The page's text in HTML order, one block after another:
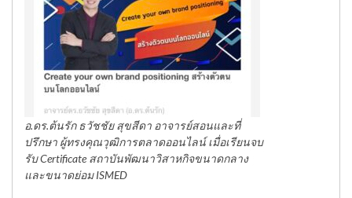
อ.ดร.ต้นรัก ธวัชชัย สุขสีดา อาจารย์สอนและที่
ปรึกษา ผู้ทรงคุณวุฒิการตลาดออนไลน์ เมื่อเรียนจบ
รับ Certificate สถาบันพัฒนาวิสาหกิจขนาดกลาง
และขนาดย่อม ISMED